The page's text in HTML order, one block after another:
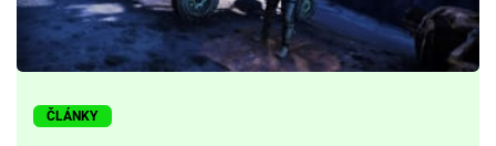
ČLÁNKY